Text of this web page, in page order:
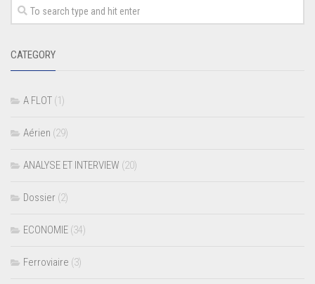
CATEGORY
A FLOT (1)
Aérien (29)
ANALYSE ET INTERVIEW (20)
Dossier (2)
ECONOMIE (34)
Ferroviaire (3)